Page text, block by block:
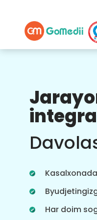
Har doim
Bizning
keyingi
24x7 tibbiy va
quvvatlang.
haqida